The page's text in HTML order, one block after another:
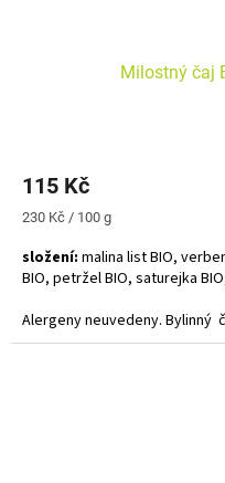
Milostný čaj
115 Kč
Měrná
230 Kč / 100 g
složení: malina list BIO,
BIO, petržel BIO, saturejka
Alergeny neuvedeny. Bylinný
Vyvážený bylinný čaj má